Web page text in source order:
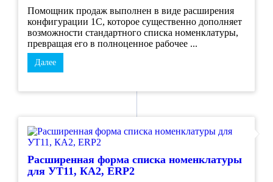
Помощник продаж выполнен в виде расширения
конфигурации 1С, которое существенно дополняет
возможности стандартного списка номенклатуры,
превращая его в полноценное рабочее ...
Далее
Расширенная форма списка номенклатуры
для УТ11, КА2, ERP2